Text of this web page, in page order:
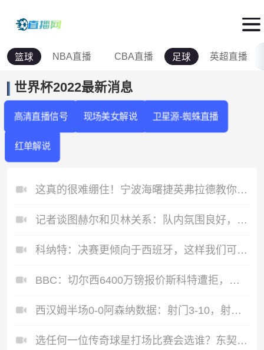
篮球 NBA直播 CBA直播 足球 英超直播
世界杯2022最新消息
高清直播信号 现场美女解说 卫星源-蜘蛛直播
红单解说
这真的很难绷住！宁波海曙捷英弗拉德教你芒果的正确吃法
记者谈图赫尔和贝林关系：队内氛围良好，那天的事不会有太大影响
科纳特：决赛更倾向于西班牙，这样我们可以说是被最终冠军所淘汰
BBC：切尔西6400万镑报价斯科特遭拒，伯恩茅斯坚称球员是非卖品
西汉姆半场0-0阿森纳数据：射门3-10，射正1-2，控球率34%-66%
选任何一位传奇球星打场比赛会选谁？东契奇：迈克尔·乔丹！